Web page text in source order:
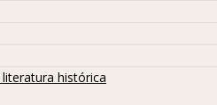
histórica